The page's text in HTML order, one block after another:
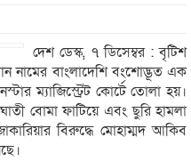
দেশ ডেস্ক, ৭ ডিসেম্বর : বৃটিশ
নামের বাংলাদেশি বংশোদ্ভূত এক
ম্যাজিস্ট্রেট কোর্টে তোলা হয়।
বোমা ফাটিয়ে এবং ছুরি হামলা
বিরুদ্ধে মোহাম্মদ আকিব